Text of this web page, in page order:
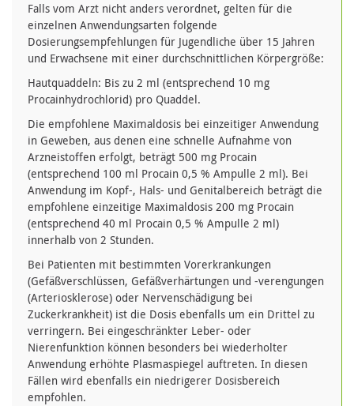
Falls vom Arzt nicht anders verordnet, gelten für die
einzelnen Anwendungsarten folgende
Dosierungsempfehlungen für Jugendliche über 15 Jahren
und Erwachsene mit einer durchschnittlichen Körpergröße:
Hautquaddeln: Bis zu 2 ml (entsprechend 10 mg
Procainhydrochlorid) pro Quaddel.
Die empfohlene Maximaldosis bei einzeitiger Anwendung
in Geweben, aus denen eine schnelle Aufnahme von
Arzneistoffen erfolgt, beträgt 500 mg Procain
(entsprechend 100 ml Procain 0,5 % Ampulle 2 ml). Bei
Anwendung im Kopf-, Hals- und Genitalbereich beträgt die
empfohlene einzeitige Maximaldosis 200 mg Procain
(entsprechend 40 ml Procain 0,5 % Ampulle 2 ml)
innerhalb von 2 Stunden.
Bei Patienten mit bestimmten Vorerkrankungen
(Gefäßverschlüssen, Gefäßverhärtungen und -verengungen
(Arteriosklerose) oder Nervenschädigung bei
Zuckerkrankheit) ist die Dosis ebenfalls um ein Drittel zu
verringern. Bei eingeschränkter Leber- oder
Nierenfunktion können besonders bei wiederholter
Anwendung erhöhte Plasmaspiegel auftreten. In diesen
Fällen wird ebenfalls ein niedrigerer Dosisbereich
empfohlen.